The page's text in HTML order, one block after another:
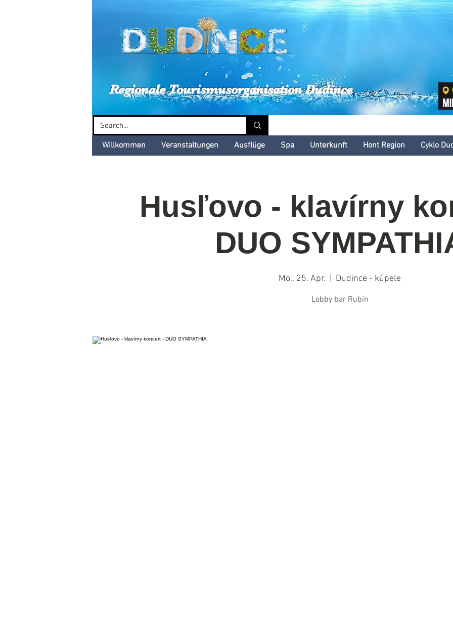
Dudinské kultúrne leto
Regionale Tourismusorganisation Dudince
Willkommen Veranstaltungen Ausflüge Spa Unterkunft Hont Region Cyklo
Husľovo - klavírny
DUO
Mo., 25. Apr. Dudince - kúpele
Lobby bar Rubín